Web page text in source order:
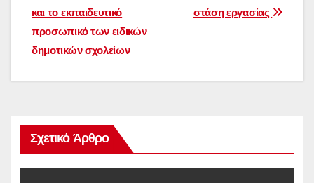
στάση εργασίας
και το εκπαιδευτικό
προσωπικό των ειδικών
δημοτικών σχολείων
Σχετικό Άρθρο